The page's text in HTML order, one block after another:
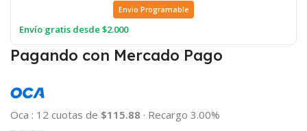
Envio Programable
Envío gratis desde $2.000
Pagando con Mercado Pago
Oca : 12 cuotas de $115.88 · Recargo 3.00%